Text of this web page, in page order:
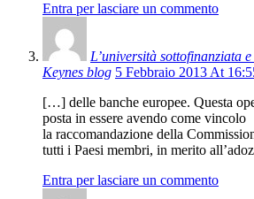
Entra per lasciare un commento
L’università sottofinanziata
Keynes blog 5 Febbraio 2013 At
[…] delle banche europee. Questa
posta in essere avendo come vincolo
la raccomandazione della
tutti i Paesi membri, in merito
Entra per lasciare un commento